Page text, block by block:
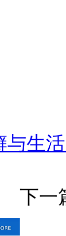
与生
下一